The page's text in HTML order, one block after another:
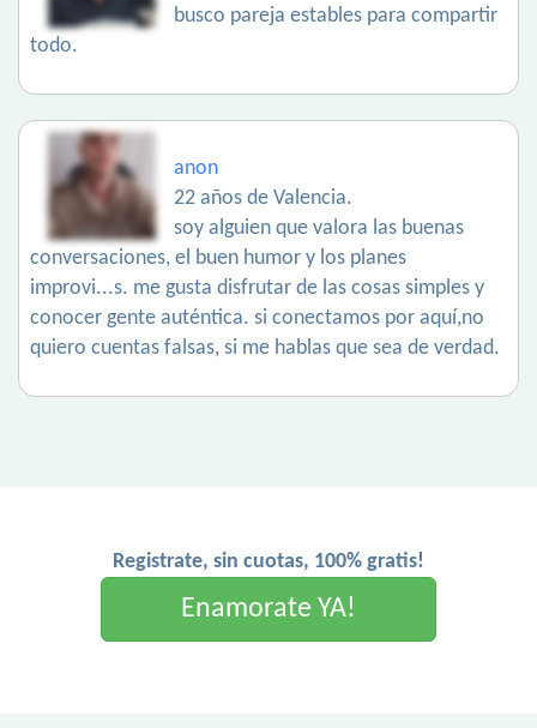
busco pareja estables para compartir
todo.
anon
22 años de Valencia.
soy alguien que valora las buenas
conversaciones, el buen humor y los planes
improvi...s. me gusta disfrutar de las cosas simples y
conocer gente auténtica. si conectamos por aquí,no
quiero cuentas falsas, si me hablas que sea de verdad.
Registrate, sin cuotas, 100% gratis!
Enamorate YA!